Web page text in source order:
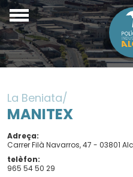
La Beniata
MANITEX
Adreça
Carrer Filà Navarros, 47 - 03801
telèfon
965 54 50 29